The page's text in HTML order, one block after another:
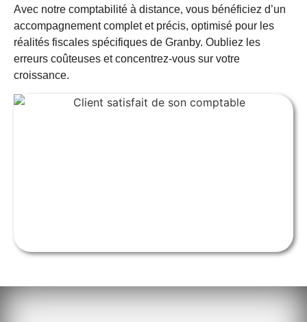
Avec notre comptabilité à distance, vous bénéficiez d’un
accompagnement complet et précis, optimisé pour les
réalités fiscales spécifiques de Granby. Oubliez les
erreurs coûteuses et concentrez-vous sur votre
croissance.